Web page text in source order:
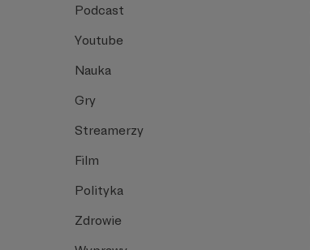
Podcast
Youtube
Nauka
Gry
Streamerzy
Film
Polityka
Zdrowie